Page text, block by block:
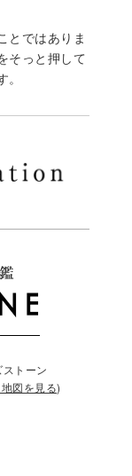
とではありま
そっと押して
トーン
図を見る)